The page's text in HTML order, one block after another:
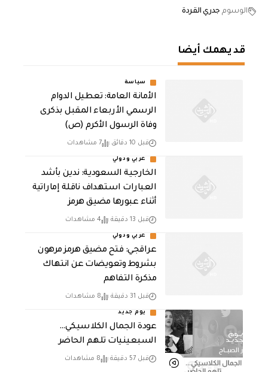
الوسوم جدري القردة
قد يهمك أيضا
سياسة
الأمانة العامة: تعطيل الدوام
الرسمي الأربعاء المقبل بذكرى
وفاة الرسول الأكرم (ص)
قبل 10 دقائق 7 مشاهدات
عربي ودولي
‏الخارجية السعودية: ندين بأشد
العبارات استهداف ناقلة إماراتية
أثناء عبورها مضيق هرمز
قبل 13 دقيقة 4 مشاهدات
عربي ودولي
عراقجي: فتح مضيق هرمز مرهون
بشروط وتعويضات عن انتهاك
مذكرة التفاهم
قبل 31 دقيقة 8 مشاهدات
يوم جديد
عودة الجمال الكلاسيكي…
السبعينيات تلهم الحاضر
قبل 57 دقيقة 8 مشاهدات